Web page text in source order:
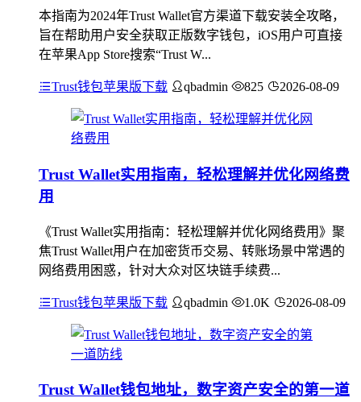
本指南为2024年Trust Wallet官方渠道下载安装全攻略，
旨在帮助用户安全获取正版数字钱包，iOS用户可直接
在苹果App Store搜索“Trust W...
Trust钱包苹果版下载 qbadmin 825 2026-08-09
Trust Wallet实用指南，轻松理解并优化网络费
用
《Trust Wallet实用指南：轻松理解并优化网络费用》聚
焦Trust Wallet用户在加密货币交易、转账场景中常遇的
网络费用困惑，针对大众对区块链手续费...
Trust钱包苹果版下载 qbadmin 1.0K 2026-08-09
Trust Wallet钱包地址，数字资产安全的第一道